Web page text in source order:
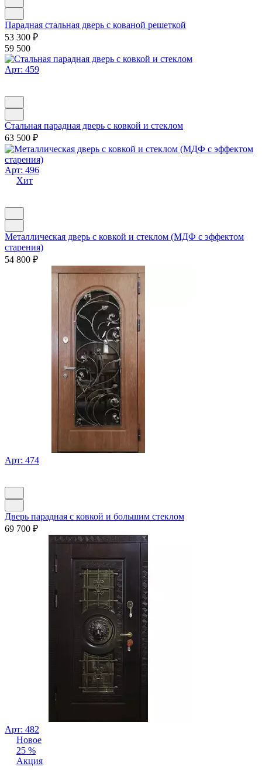
Парадная стальная дверь с кованой решеткой
53 300 ₽
59 500
Арт: 459
Стальная парадная дверь с ковкой и стеклом
63 500 ₽
Арт: 496
Хит
Металлическая дверь с ковкой и стеклом (МДФ с эффектом
старения)
54 800 ₽
Арт: 474
Дверь парадная с ковкой и большим стеклом
69 700 ₽
Арт: 482
Новое
25 %
Акция